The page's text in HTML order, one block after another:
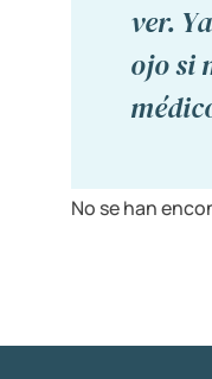
ver.
ojo si
No se han